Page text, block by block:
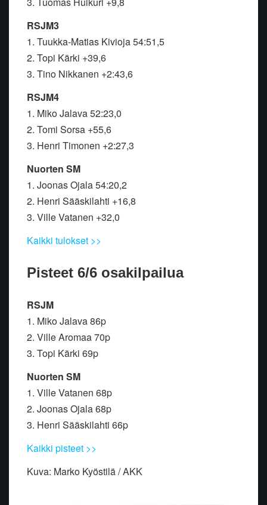
RSJM3
1. Tuukka-Matias Kivioja 54:51,5
2. Topi Kärki +39,6
3. Tino Nikkanen +2:43,6
RSJM4
1. Miko Jalava 52:23,0
2. Tomi Sorsa +55,6
3. Henri Timonen +2:27,3
Nuorten SM
1. Joonas Ojala 54:20,2
2. Henri Sääskilahti +16,8
3. Ville Vatanen +32,0
Kaikki tulokset >>
Pisteet 6/6 osakilpailua
RSJM
1. Miko Jalava 86p
2. Ville Aromaa 70p
3. Topi Kärki 69p
Nuorten SM
1. Ville Vatanen 68p
2. Joonas Ojala 68p
3. Henri Sääskilahti 66p
Kaikki pisteet >>
Kuva: Marko Kyöstilä / AKK